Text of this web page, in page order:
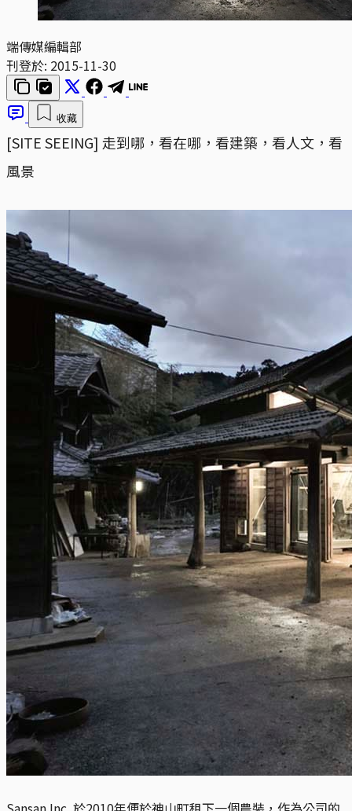
端傳媒編輯部
刊登於: 2015-11-30
收藏
[SITE SEEING] 走到哪，看在哪，看建築，看人文，看
風景